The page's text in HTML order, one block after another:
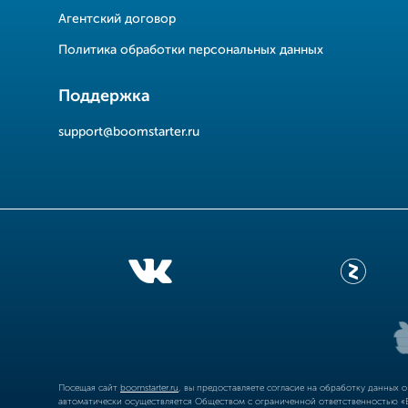
Агентский договор
Политика обработки персональных данных
Поддержка
support@boomstarter.ru
Посещая сайт boomstarter.ru , вы предоставляете согласие на обработку
автоматически осуществляется Обществом с ограниченной